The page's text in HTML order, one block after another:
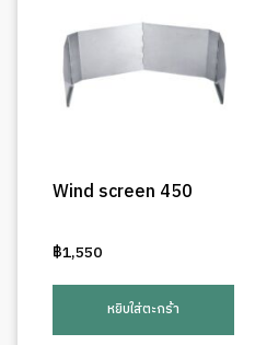
Wind screen 450
฿1,550
หยิบใส่ตะกร้า